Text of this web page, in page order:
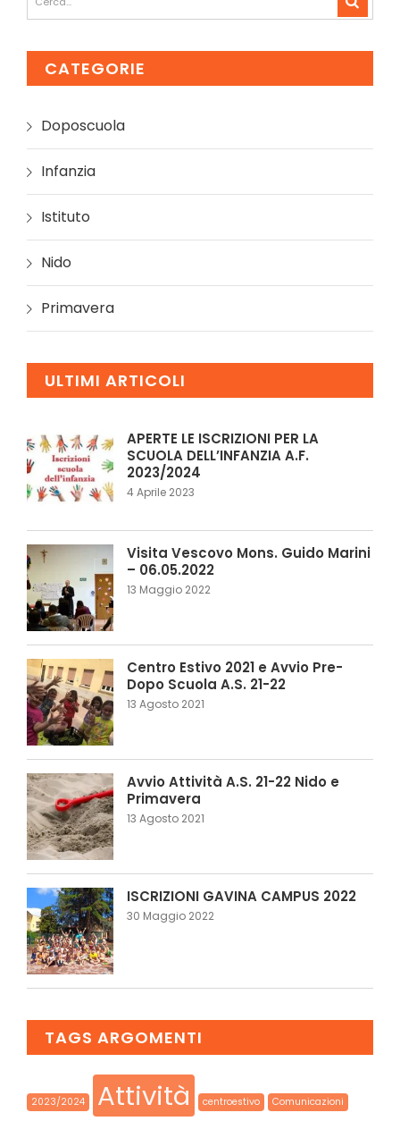
CATEGORIE
Doposcuola
Infanzia
Istituto
Nido
Primavera
ULTIMI ARTICOLI
APERTE LE ISCRIZIONI PER LA
SCUOLA DELL’INFANZIA A.F.
2023/2024
4 Aprile 2023
Visita Vescovo Mons. Guido Marini
– 06.05.2022
13 Maggio 2022
Centro Estivo 2021 e Avvio Pre-
Dopo Scuola A.S. 21-22
13 Agosto 2021
Avvio Attività A.S. 21-22 Nido e
Primavera
13 Agosto 2021
ISCRIZIONI GAVINA CAMPUS 2022
30 Maggio 2022
TAGS ARGOMENTI
2023/2024 Attività centroestivo Comunicazioni